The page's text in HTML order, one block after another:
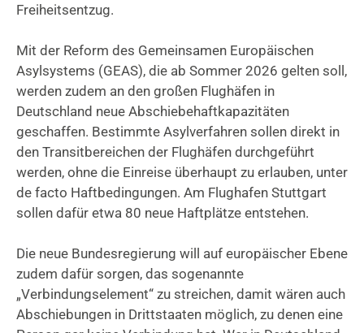
Freiheitsentzug.
Mit der Reform des Gemeinsamen Europäischen
Asylsystems (GEAS), die ab Sommer 2026 gelten soll,
werden zudem an den großen Flughäfen in
Deutschland neue Abschiebehaftkapazitäten
geschaffen. Bestimmte Asylverfahren sollen direkt in
den Transitbereichen der Flughäfen durchgeführt
werden, ohne die Einreise überhaupt zu erlauben, unter
de facto Haftbedingungen. Am Flughafen Stuttgart
sollen dafür etwa 80 neue Haftplätze entstehen.
Die neue Bundesregierung will auf europäischer Ebene
zudem dafür sorgen, das sogenannte
„Verbindungselement“ zu streichen, damit wären auch
Abschiebungen in Drittstaaten möglich, zu denen eine